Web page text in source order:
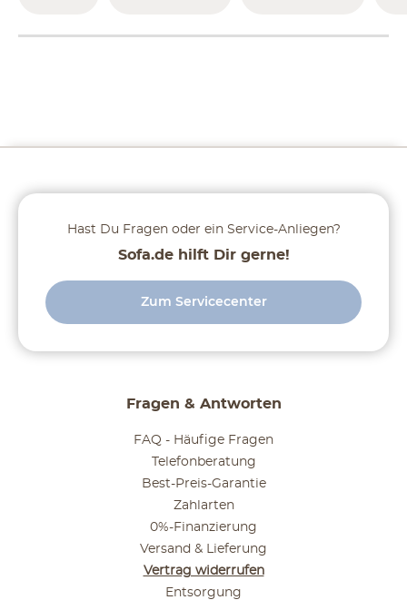
Fragen & Antworten
FAQ - Häufige Fragen
Telefonberatung
Best-Preis-Garantie
Zahlarten
0%-Finanzierung
Versand & Lieferung
Vertrag widerrufen
Entsorgung
Hast Du Fragen oder ein Service-Anliegen?
Sofa.de hilft Dir gerne!
Zum Servicecenter